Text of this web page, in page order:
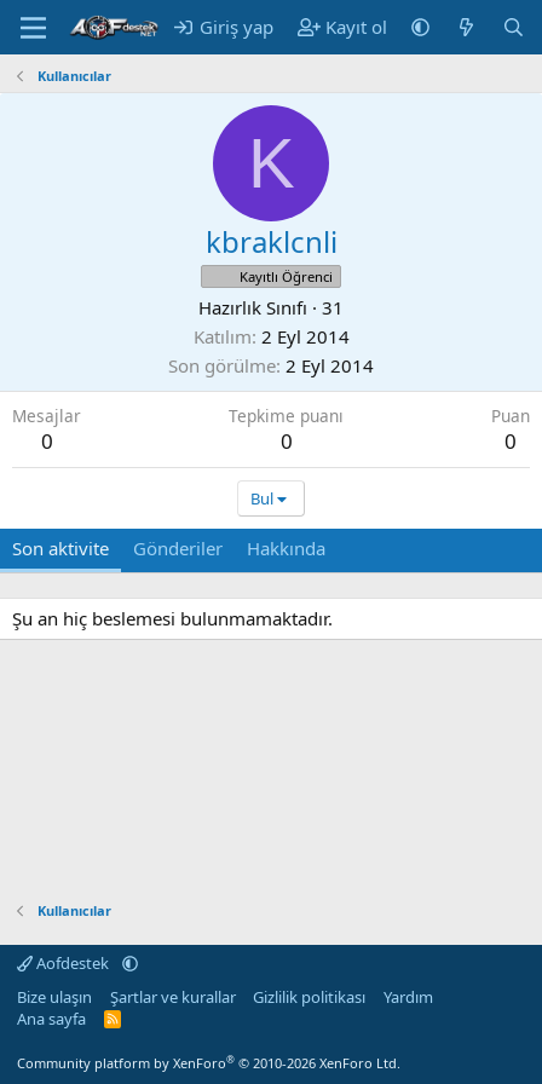
Giriş yap Kayıt ol
Kullanıcılar
K
kbraklcnli
Kayıtlı Öğrenci
Hazırlık Sınıfı · 31
Katılım 2 Eyl 2014
Son görülme 2 Eyl 2014
Mesajlar
0
Tepkime puanı
0
Puan
0
Bul
Son aktivite Gönderiler Hakkında
Şu an hiç beslemesi bulunmamaktadır.
Kullanıcılar
Aofdestek
Bize ulaşın
Şartlar ve kurallar Gizlilik politikası
Yardım
Ana sayfa
R
Community platform by XenForo® © 2010-2026 XenForo Ltd.